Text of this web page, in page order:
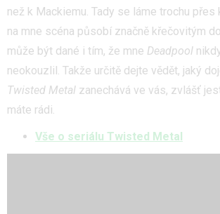
než k Mackiemu. Tady se láme trochu přes
na mne scéna působí značně křečovitým
může být dané i tím, že mne Deadpool
neokouzlil. Takže určitě dejte vědět, jaký
Twisted Metal zanechává ve vás, zvlášť
máte rádi.
Vše o seriálu Twisted Metal